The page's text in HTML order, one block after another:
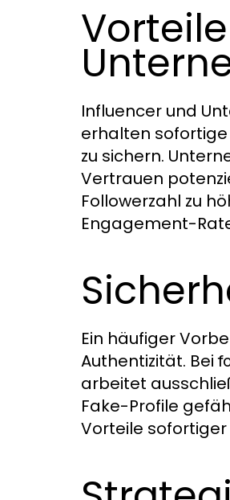
Influencer und
erhalten
zu sichern.
Vertrauen
Followerzahl zu
Engagement-
Ein häufiger
Authentizität. Bei
arbeitet
Fake-Profile
Vorteile sofortiger